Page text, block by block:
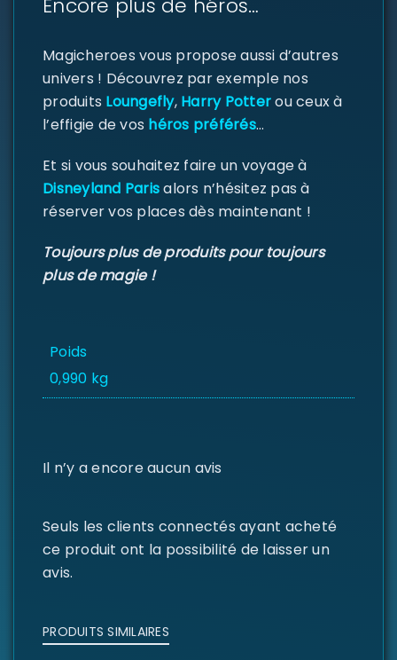
CONNECTER
ou e-mail *
de passe*
DE PASSE PERDU ?
Encore plus de héros…
Magicheroes vous propose aussi d’autres
univers ! Découvrez par exemple nos
produits Loungefly,Harry Potterou ceux à
l’effigie de vos héros préférés…
Et si vous souhaitez faire un voyage à
Disneyland Parisalors n’hésitez pas à
réserver vos places dès maintenant !
Toujours plus de produits pour toujours
plus de magie !
Poids
0,990 kg
Il n’y a encore aucun avis
Seuls les clients connectés ayant acheté
ce produit ont la possibilité de laisser un
avis.
PRODUITS SIMILAIRES